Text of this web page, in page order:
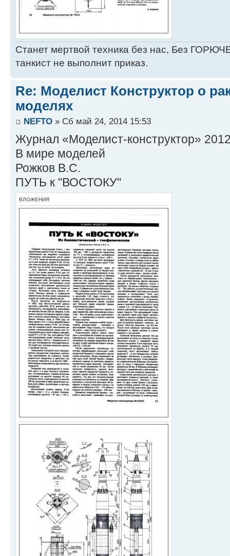
Станет мертвой техника без нас, Без
танкист не выполнит приказ.
Re: Моделист Конструктор о
моделях
NEFTO » Сб май 24, 2014 15:53
Журнал «Моделист-конструктор»
В мире моделей
Рожков В.С.
ПУТЬ к "ВОСТОКУ"
ВЛОЖЕНИЯ